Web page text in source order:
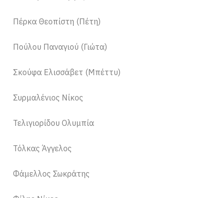
Πέρκα Θεοπίστη (Πέτη)
Πούλου Παναγιού (Γιώτα)
Σκούφα Ελισσάβετ (Μπέττυ)
Συρμαλένιος Νίκος
Τελιγιορίδου Ολυμπία
Τόλκας Άγγελος
Φάμελλος Σωκράτης